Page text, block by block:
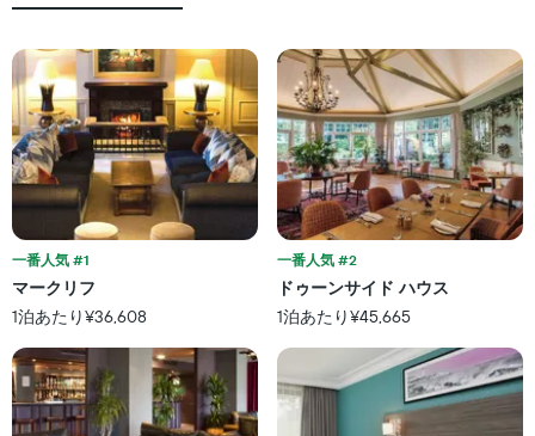
の
テ
ゴ
リ
ー
を
表
し
て
い
ま
す。
表
の
Y
軸
1
本
も
の
で
す
表
の
X
1
本
は、
ホ
ル
ラ
ン
ク
の
う
に
変
化
す
る
か
を
表
し
て
い
ま
す
表
の
X
一番人気 #1
マークリフ
1泊あたり¥36,608
一番人気 #2
ドゥーンサイド ハウス
1泊あたり¥45,665